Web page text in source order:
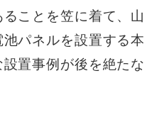
ことを笠に着て、山
パネルを設置する本
置事例が後を絶たな